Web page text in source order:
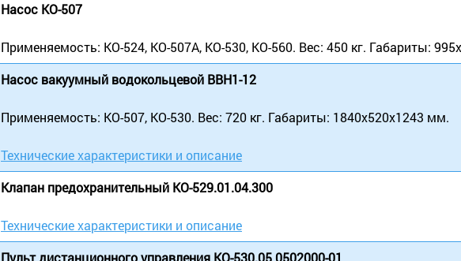
Насос КО-507
Применяемость: КО-524, КО-507А, КО-530, КО-560. Вес: 450 кг. Габариты:
Насос вакуумный водокольцевой ВВН1-12
Применяемость: КО-507, КО-530. Вес: 720 кг. Габариты: 1840х520х1243 мм.
Технические характеристики и описание
Клапан предохранительный КО-529.01.04.300
Технические характеристики и описание
Пульт дистанционного управления КО-530.05 0502000-01